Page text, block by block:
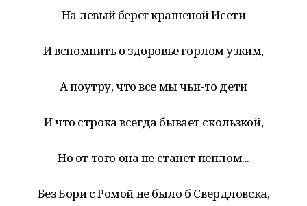
На левый берег крашеной Исети
И вспомнить о здоровье горлом узким,
А поутру, что все мы чьи-то дети
И что строка всегда бывает скользкой,
Но от того она не станет пеплом...
Без Бори с Ромой не было б Свердловска,